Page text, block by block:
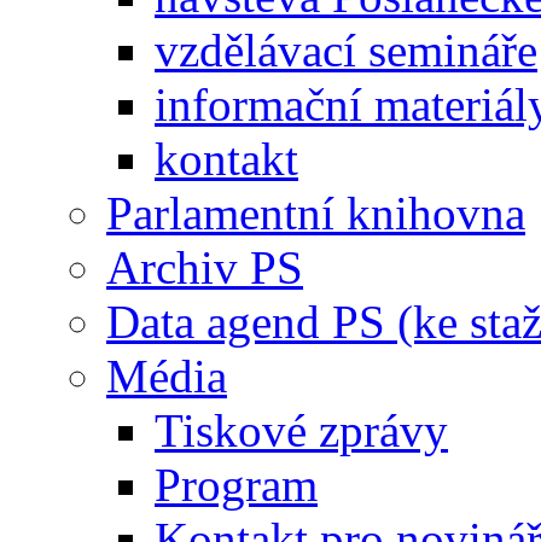
vzdělávací semináře
informační
kontakt
Parlamentní knihovna
Archiv PS
Data agend PS (ke
Média
Tiskové zprávy
Program